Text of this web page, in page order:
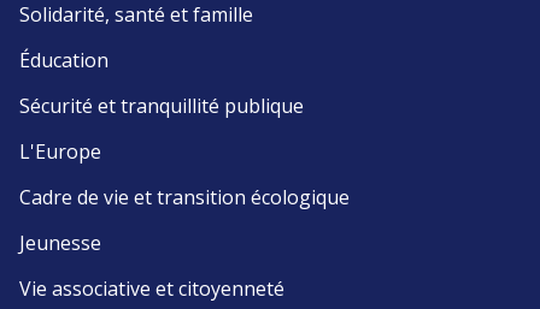
Solidarité, santé et famille
Éducation
Sécurité et tranquillité publique
L'Europe
Cadre de vie et transition écologique
Jeunesse
Vie associative et citoyenneté